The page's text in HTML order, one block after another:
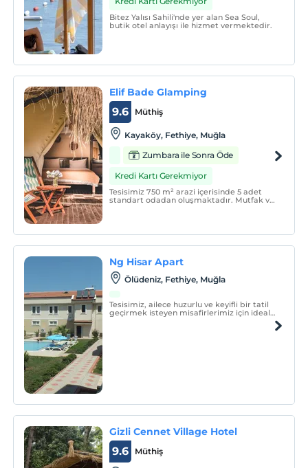
Bitez Yalısı Sahili'nde yer alan Sea Soul,
butik otel anlayışı ile hizmet vermektedir.
Elif Bade Glamping
Müthiş
9.6
Kayaköy, Fethiye, Muğla
Zumbara ile Sonra Öde
Kredi Kartı Gerekmiyor
Tesisimiz 750 m² arazi içerisinde 5 adet
standart odadan oluşmaktadır. Mutfak ve
Ng Hisar Apart
Ölüdeniz, Fethiye, Muğla
Tesisimiz, ailece huzurlu ve keyifli bir tatil
geçirmek isteyen misafirlerimiz için ideal
Gizli Cennet Village Hotel
Müthiş
9.6